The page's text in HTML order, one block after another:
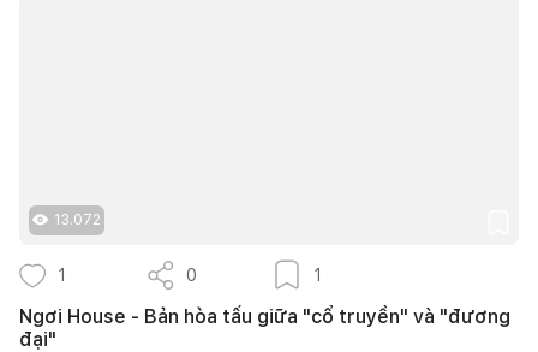
13.072
1 0 1
Ngơi House - Bản hòa tấu giữa "cổ truyền" và "đương
đại"